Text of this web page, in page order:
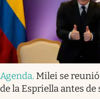
Agenda. Milei se
de la Espriella antes